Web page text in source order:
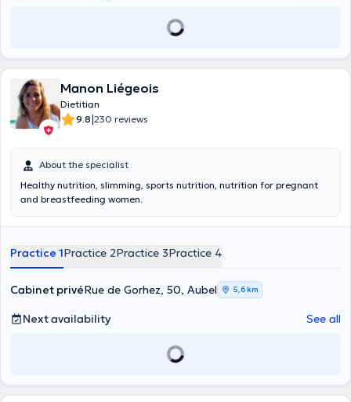
Manon Liégeois
Dietitian
9.8|230 reviews
About the specialist
Healthy nutrition, slimming, sports nutrition, nutrition for pregnant
and breastfeeding women.
Practice 1Practice 2Practice 3Practice 4
Cabinet privéRue de Gorhez, 50, Aubel 5,6 km
Next availability See all